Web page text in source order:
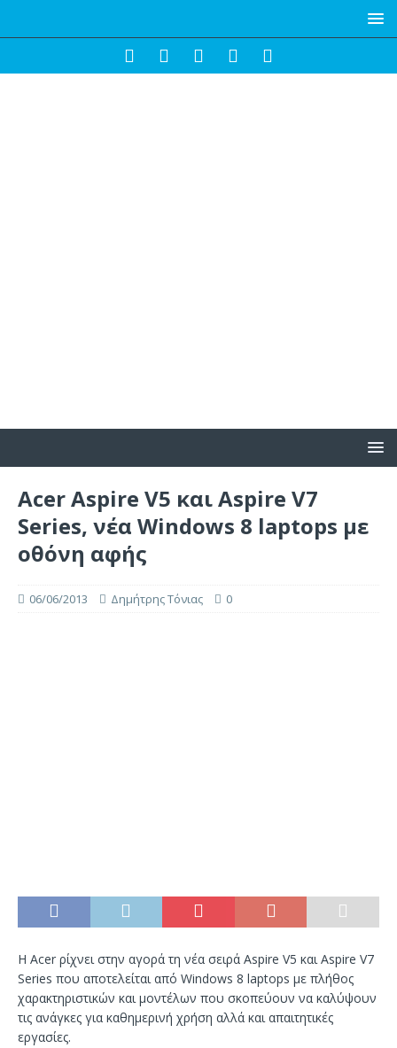
Acer Aspire V5 και Aspire V7
Series, νέα Windows 8 laptops με
οθόνη αφής
06/06/2013 Δημήτρης Τόνιας 0
Η Acer ρίχνει στην αγορά τη νέα σειρά Aspire V5 και Aspire V7
Series που αποτελείται από Windows 8 laptops με πλήθος
χαρακτηριστικών και μοντέλων που σκοπεύουν να καλύψουν
τις ανάγκες για καθημερινή χρήση αλλά και απαιτητικές
εργασίες.